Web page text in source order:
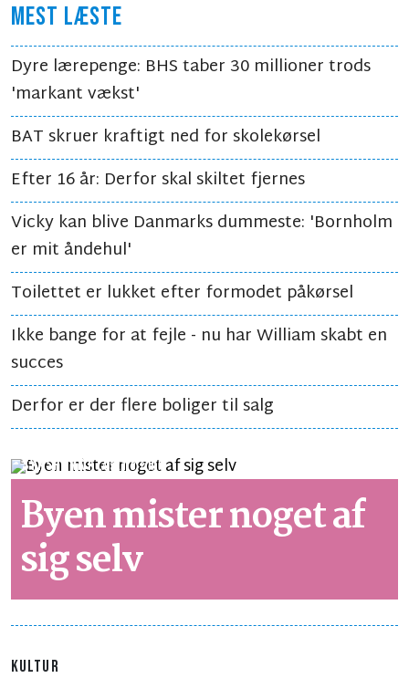
MEST LÆSTE
Dyre lærepenge: BHS taber 30 millioner trods
'markant vækst'
BAT skruer kraftigt ned for skolekørsel
Efter 16 år: Derfor skal skiltet fjernes
Vicky kan blive Danmarks dummeste: 'Bornholm
er mit åndehul'
Toilettet er lukket efter formodet påkørsel
Ikke bange for at fejle - nu har William skabt en
succes
Derfor er der flere boliger til salg
SYNSPUNKTLÆSETID 2 MIN.
Byen mister noget af
sig selv
KULTUR